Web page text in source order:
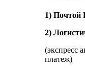
1) Почтой
2)
(экспресс
платеж)